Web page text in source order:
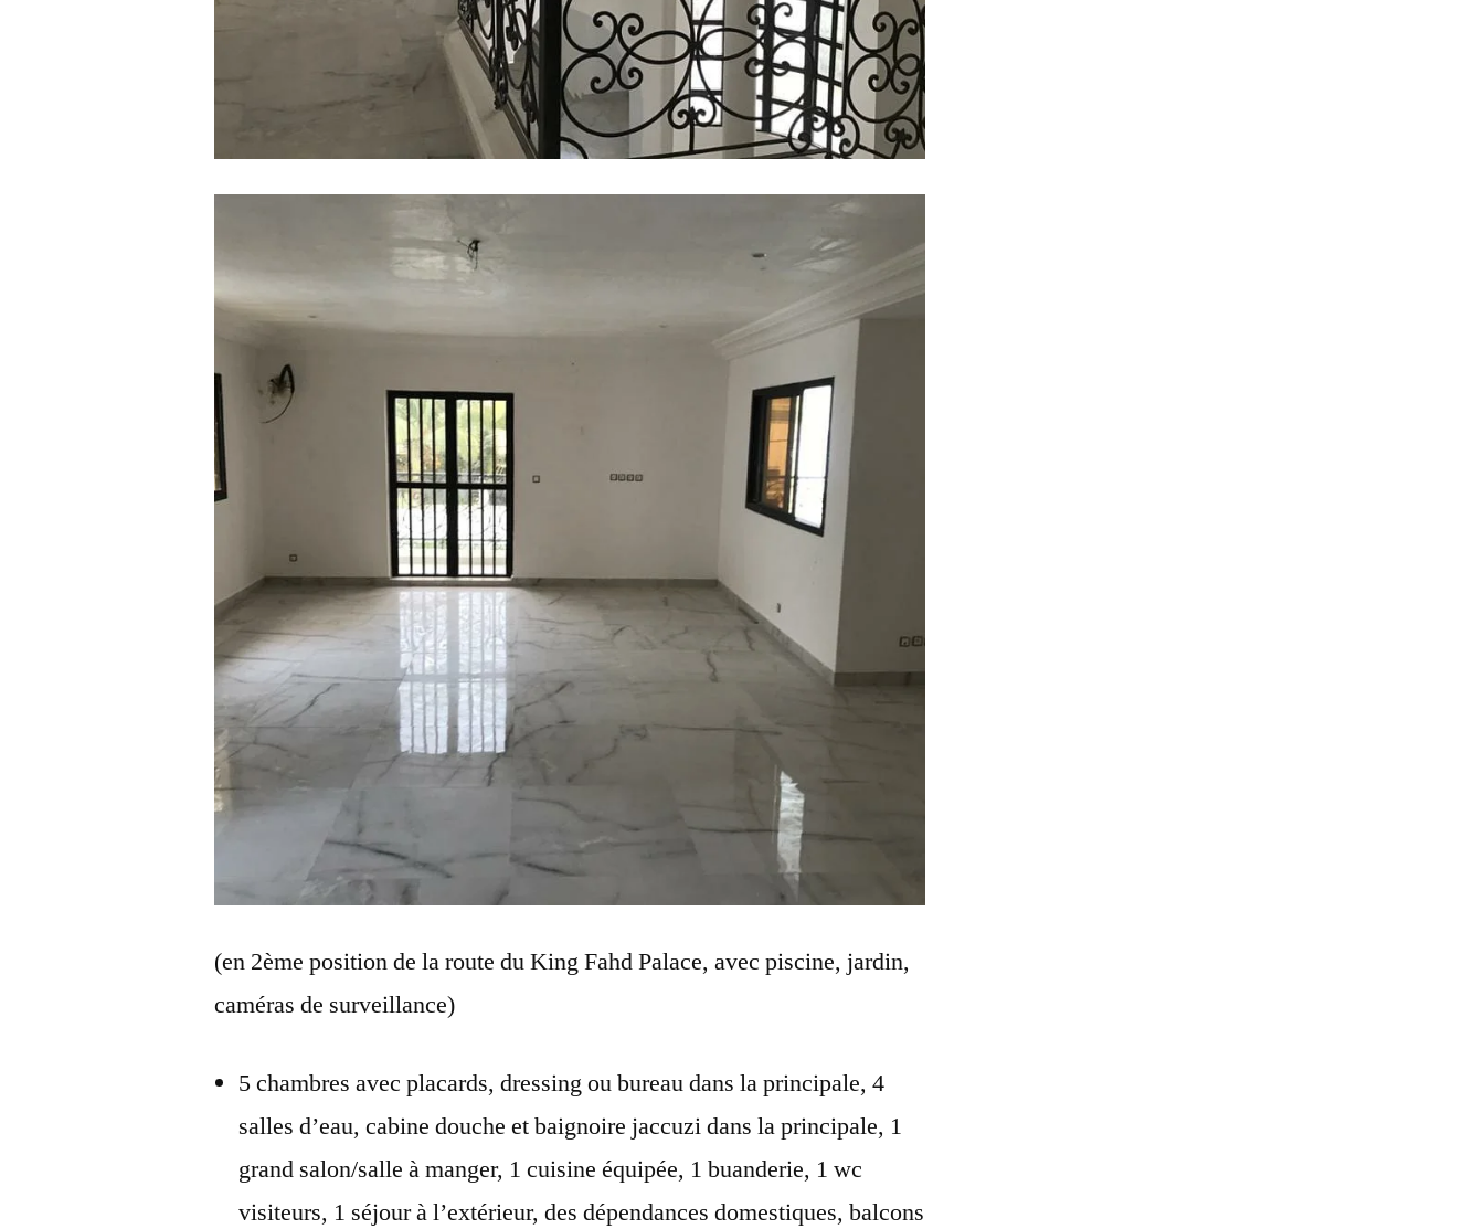
(en 2ème position de la route du King Fahd Palace, avec piscine, jardin,
caméras de surveillance)
5 chambres avec placards, dressing ou bureau dans la principale, 4
salles d’eau, cabine douche et baignoire jaccuzi dans la principale, 1
grand salon/salle à manger, 1 cuisine équipée, 1 buanderie, 1 wc
visiteurs, 1 séjour à l’extérieur, des dépendances domestiques, balcons